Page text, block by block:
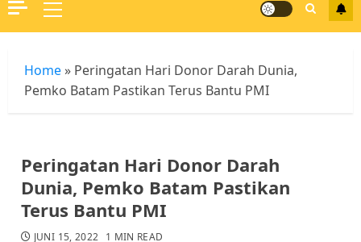
Primary
Menu
Home » Peringatan Hari Donor Darah Dunia,
Pemko Batam Pastikan Terus Bantu PMI
Peringatan Hari Donor Darah
Dunia, Pemko Batam Pastikan
Terus Bantu PMI
JUNI 15, 2022 1 MIN READ